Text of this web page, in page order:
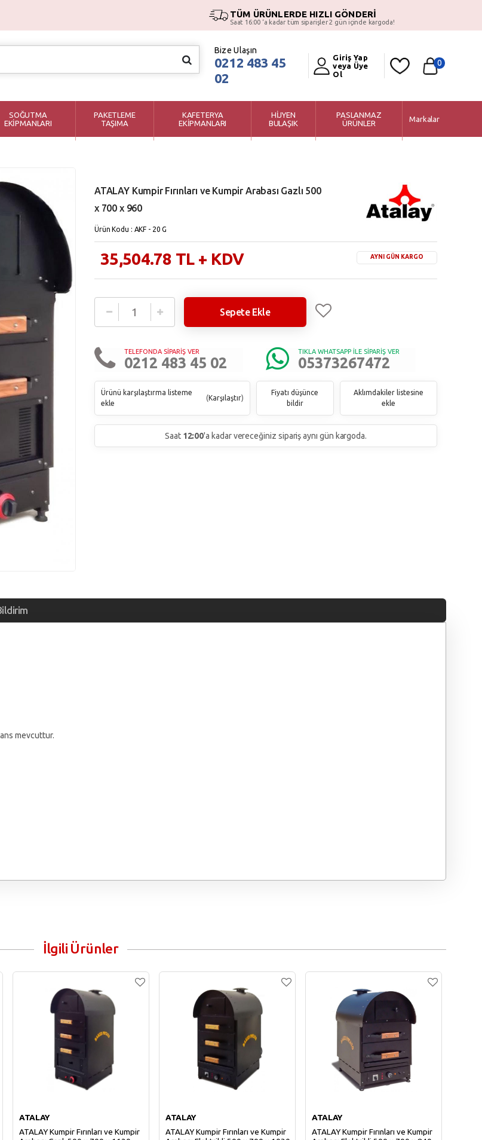
TÜM ÜRÜNLERDE HIZLI GÖNDERİ
Saat 16:00 ‘a kadar tüm siparişler 2 gün içinde kargoda!
Bize Ulaşın
0212 483 45
02
Giriş Yap
veya Üye
Ol
0
SOĞUTMA
EKİPMANLARI
PAKETLEME
TAŞIMA
KAFETERYA
EKİPMANLARI
HİJYEN
BULAŞIK
PASLANMAZ
ÜRÜNLER
Markalar
ATALAY Kumpir Fırınları ve Kumpir Arabası Gazlı 500
x 700 x 960
Ürün Kodu : AKF - 20 G
35,504.78 TL + KDV AYNI GÜN KARGO
TELEFONDA SİPARİŞ VER
0212 483 45 02
TIKLA WHATSAPP İLE SİPARİŞ VER
05373267472
Sepete Ekle
Ürünü karşılaştırma listeme
ekle
(Karşılaştır)
Fiyatı düşünce
bildir
Aklımdakiler listesine
ekle
Saat 12:00'a kadar vereceğiniz sipariş aynı gün kargoda.
mevcuttur.
İlgili Ürünler
ATALAY
ATALAY Kumpir Fırınları ve Kumpir
ATALAY
ATALAY Kumpir Fırınları ve Kumpir
ATALAY
ATALAY Kumpir Fırınları ve Kumpir